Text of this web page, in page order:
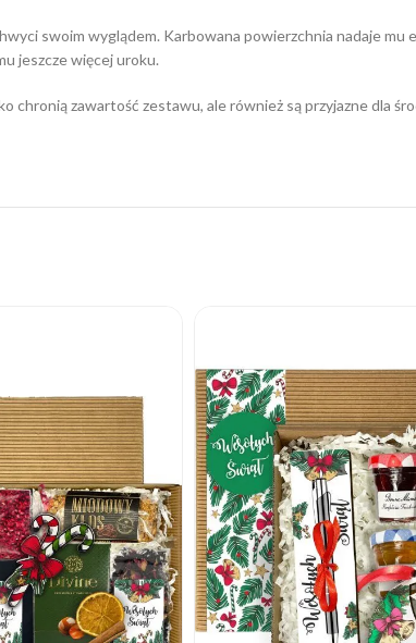
swoim wyglądem. Karbowana powierzchnia nadaje
jeszcze więcej uroku.
zawartość zestawu, ale również są przyjazne dla